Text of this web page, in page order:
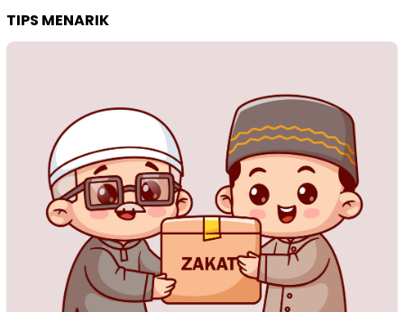
TIPS MENARIK